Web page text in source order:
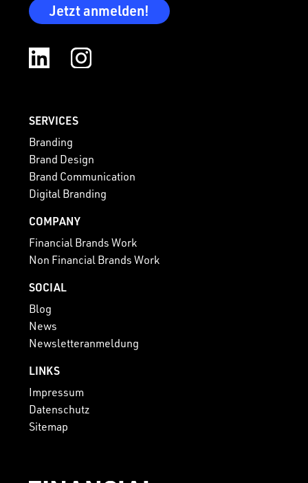
Jetzt anmelden!
SERVICES
Branding
Brand Design
Brand Communication
Digital Branding
COMPANY
Financial Brands Work
Non Financial Brands Work
SOCIAL
Blog
News
Newsletteranmeldung
LINKS
Impressum
Datenschutz
Sitemap